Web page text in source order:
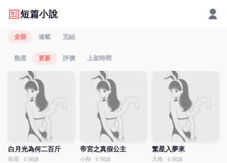
短篇小說
全部 連載 完結
熱度 更新 評價 上架時間
白月光為何二百斤
衛雨 0 閱讀
帝宮之真假公主
小秋 0 閱讀
繁星入夢來
天格 0 閱讀